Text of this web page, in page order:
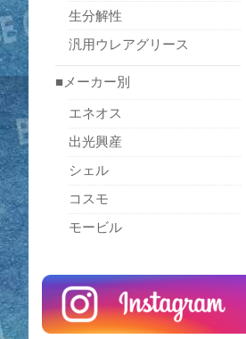
生分解性
汎用ウレアグリース
■メーカー別
エネオス
出光興産
シェル
コスモ
モービル